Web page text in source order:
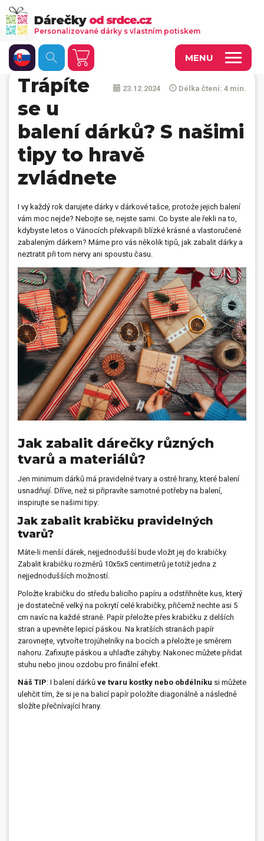
MENU
Fotoobrazy a dekorace
Kalendáře s vlastními fotkami
Trička a oděvy
Personalizované hry
Hrnečky a keramika
Doplňky do kanceláře, domácnosti, auta
Přívěsky, dog tagy, odznaky
Tašky, vaky, ruksaky
Dárečky
PO-PÁ 8:00 - 16:00
+420 516 770 521
napíšte nám
eshop@faxcopy.cz
Úvod Produkty
Novinky Blog
Kontakty
Personalizované dárky s vlastním potiskem
23.12.2024 Délka čtení: 4 min.
Trápíte
se u
balení dárků? S našimi
tipy to hravě
zvládnete
I vy každý rok darujete dárky v dárkové tašce, protože jejich balení
vám moc nejde? Nebojte se, nejste sami. Co byste ale řekli na to,
kdybyste letos o Vánocích překvapili blízké krásné a vlastoručené
zabaleným dárkem? Máme pro vás několik tipů, jak zabalit dárky a
neztratit při tom nervy ani spoustu času.
Jak zabalit dárečky různých
tvarů a materiálů?
Jen minimum dárků má pravidelné tvary a ostré hrany, které balení
usnadňují. Dříve, než si připravíte samotné potřeby na balení,
inspirujte se našimi tipy:
Jak zabalit krabičku pravidelných
tvarů?
Máte-li menší dárek, nejjednodušší bude vložit jej do krabičky.
Zabalit krabičku rozměrů 10x5x5 centimetrů je totiž jedna z
nejjednodušších možností.
Položte krabičku do středu balicího papíru a odstřihněte kus, který
je dostatečně velký na pokrytí celé krabičky, přičemž nechte asi 5
cm navíc na každé straně. Papír přeložte přes krabičku z delších
stran a upevněte lepicí páskou. Na kratších stranách papír
zarovnejte, vytvořte trojúhelníky na bocích a přeložte je směrem
nahoru. Zafixujte páskou a uhlaďte záhyby. Nakonec můžete přidat
stuhu nebo jinou ozdobu pro finální efekt.
Náš TIP: I balení dárků ve tvaru kostky nebo obdélníku si můžete
ulehčit tím, že si je na balicí papír položíte diagonálně a následně
složíte přečnívající hrany.